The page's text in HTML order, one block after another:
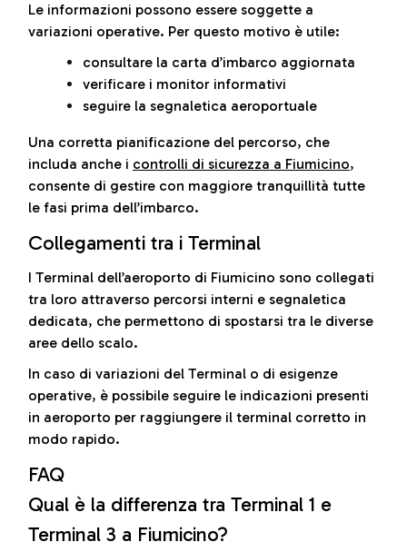
Le informazioni possono essere soggette a
variazioni operative. Per questo motivo è utile:
consultare la carta d’imbarco aggiornata
verificare i monitor informativi
seguire la segnaletica aeroportuale
Una corretta pianificazione del percorso, che
includa anche i controlli di sicurezza a Fiumicino,
consente di gestire con maggiore tranquillità tutte
le fasi prima dell’imbarco.
Collegamenti tra i Terminal
I Terminal dell’aeroporto di Fiumicino sono collegati
tra loro attraverso percorsi interni e segnaletica
dedicata, che permettono di spostarsi tra le diverse
aree dello scalo.
In caso di variazioni del Terminal o di esigenze
operative, è possibile seguire le indicazioni presenti
in aeroporto per raggiungere il terminal corretto in
modo rapido.
FAQ
Qual è la differenza tra Terminal 1 e
Terminal 3 a Fiumicino?